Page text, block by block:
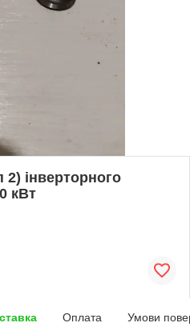
2) інверторного
кВт
Оплата Умови